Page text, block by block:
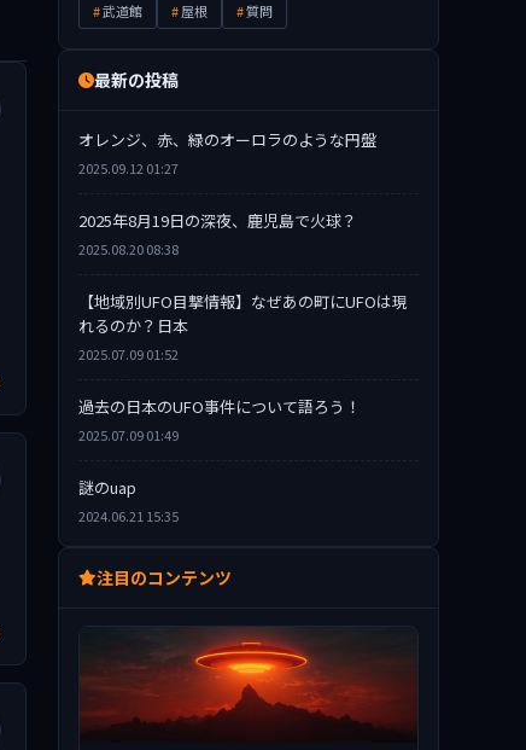
武道館
屋根 質問
最新の投稿
オレンジ、赤、緑のオーロラのような円盤
2025.09.12 01:27
2025年8月19日の深夜、鹿児島で火球？
2025.08.20 08:38
【地域別UFO目撃情報】なぜあの町にUFOは現
れるのか？日本
2025.07.09 01:52
過去の日本のUFO事件について語ろう！
2025.07.09 01:49
謎のuap
2024.06.21 15:35
注目のコンテンツ